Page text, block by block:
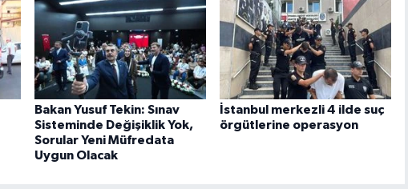
Bakan Yusuf Tekin: Sınav
Sisteminde Değişiklik Yok,
Sorular Yeni Müfredata
Uygun Olacak
İstanbul merkezli 4 ilde suç
örgütlerine operasyon